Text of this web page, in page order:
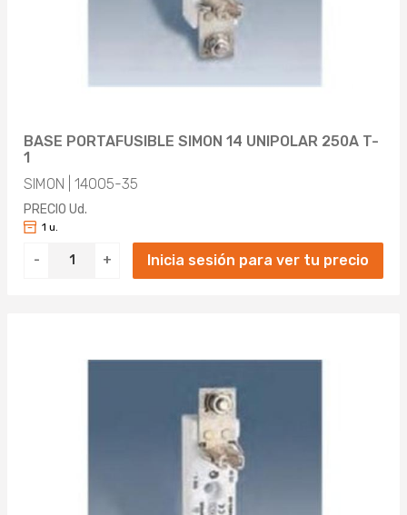
BASE PORTAFUSIBLE SIMON 14 UNIPOLAR 250A T-
1
SIMON | 14005-35
PRECIO Ud.
- +
1 u.
Inicia sesión para ver tu precio